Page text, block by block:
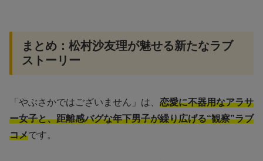
まとめ：松村沙友理が魅せる新たなラブ
ストーリー
「やぶさかではございません」は、 恋愛に不器用なアラサ
ー女子と、距離感バグな年下男子が繰り広げる“観察”ラブ
コメです。